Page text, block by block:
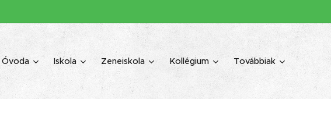
Óvoda Iskola Zeneiskola Kollégium Továbbiak